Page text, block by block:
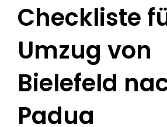
Checkliste
Umzug von
Bielefeld
Padua